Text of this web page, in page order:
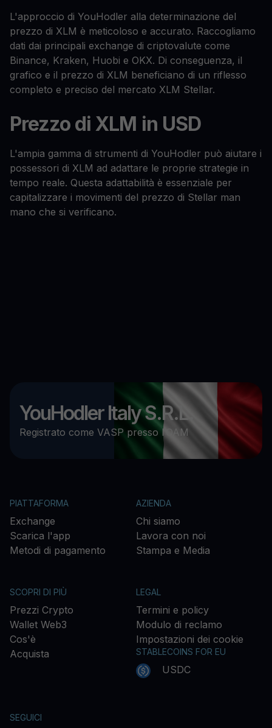
L'approccio di YouHodler alla determinazione del
prezzo di XLM è meticoloso e accurato. Raccogliamo
dati dai principali exchange di criptovalute come
Binance, Kraken, Huobi e OKX. Di conseguenza, il
grafico e il prezzo di XLM beneficiano di un riflesso
completo e preciso del mercato XLM Stellar.
Prezzo di XLM in USD
L'ampia gamma di strumenti di YouHodler può aiutare i
possessori di XLM ad adattare le proprie strategie in
tempo reale. Questa adattabilità è essenziale per
capitalizzare i movimenti del prezzo di Stellar man
mano che si verificano.
YouHodler Italy S.R.L.
Registrato come VASP presso l’OAM
PIATTAFORMA
Exchange
Scarica l'app
Metodi di pagamento
AZIENDA
Chi siamo
Lavora con noi
Stampa e Media
SCOPRI DI PIÙ
Prezzi Crypto
Wallet Web3
Cos'è
Acquista
LEGAL
Termini e policy
Modulo di reclamo
Impostazioni dei cookie
STABLECOINS FOR EU
USDC
SEGUICI